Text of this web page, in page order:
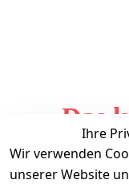
Das
Ihre
Wir verwenden
unserer Website